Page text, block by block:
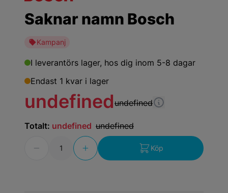
Saknar namn Bosch
Kampanj
I leverantörs lager, hos dig inom 5-8 dagar
Endast 1 kvar i lager
Totalt: undefined undefined
Köp
undefinedundefined